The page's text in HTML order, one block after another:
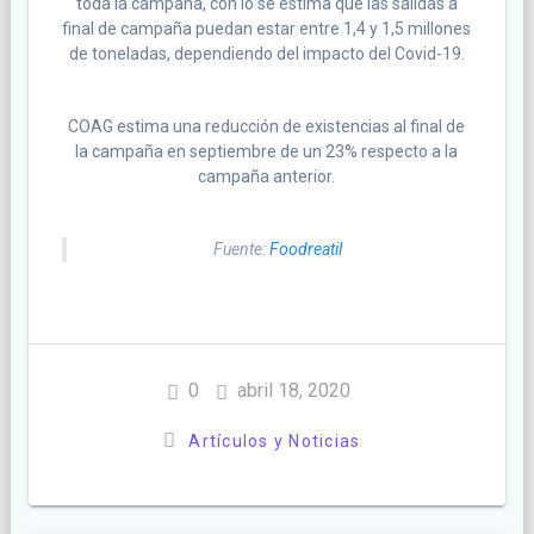
final de campaña puedan estar entre 1,4 y 1,5 millones
de toneladas, dependiendo del impacto del Covid-19.
COAG estima una reducción de existencias al final de
la campaña en septiembre de un 23% respecto a la
campaña anterior.
Fuente:Foodreatil
0 abril 18, 2020
Artículos y Noticias